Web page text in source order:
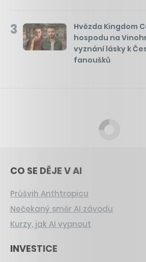
3
Hvězda Kingdom
hospodu na
vyznání lásky k
fanoušků
CO SE DĚJE V AI
Průšvih Anthtropicu
Nečekaný směr AI závodu
Kurzy, jak AI vypnout
INVESTICE